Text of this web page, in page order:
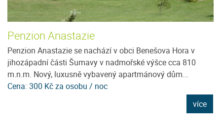
Penzion Anastazie
Penzion Anastazie se nachází v obci Benešova Hora v
jihozápadní části Šumavy v nadmořské výšce cca 810
m.n.m. Nový, luxusně vybavený apartmánový dům...
Cena: 300 Kč za osobu / noc
více